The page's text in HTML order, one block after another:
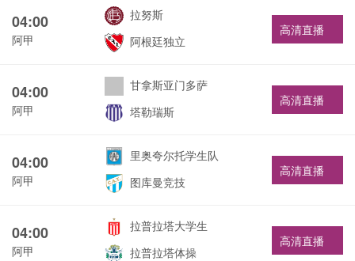
04:00
阿甲
拉努斯
阿根廷独立
高清直播
04:00
阿甲
甘拿斯亚门多萨
塔勒瑞斯
高清直播
04:00
阿甲
里奥夸尔托学生队
图库曼竞技
高清直播
04:00
阿甲
拉普拉塔大学生
拉普拉塔体操
高清直播